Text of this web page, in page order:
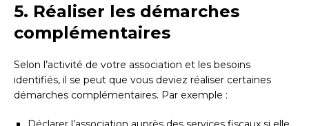
5. Réaliser les démarches
complémentaires
Selon l’activité de votre association et les besoins
identifiés, il se peut que vous deviez réaliser certaines
démarches complémentaires. Par exemple :